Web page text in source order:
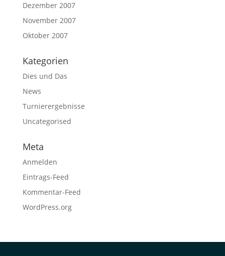
Dezember 2007
November 2007
Oktober 2007
Kategorien
Dies und Das
News
Turnierergebnisse
Uncategorised
Meta
Anmelden
Eintrags-Feed
Kommentar-Feed
WordPress.org